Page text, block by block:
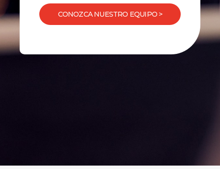
CONOZCA NUESTRO EQUIPO >